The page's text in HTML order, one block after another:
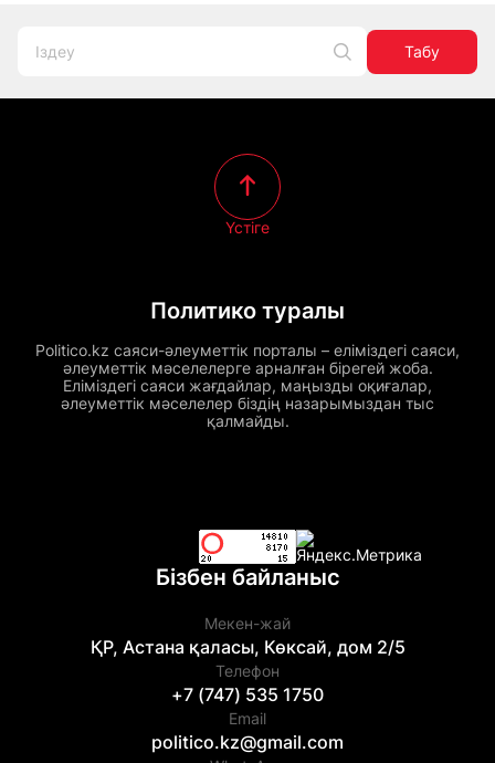
Табу
Политико туралы
Politico.kz саяси-әлеуметтік порталы – еліміздегі саяси,
әлеуметтік мәселелерге арналған бірегей жоба.
Еліміздегі саяси жағдайлар, маңызды оқиғалар,
әлеуметтік мәселелер біздің назарымыздан тыс
қалмайды.
Үстіге
Бізбен байланыс
Мекен-жай
ҚР, Астана қаласы, Көксай, дом 2/5
Телефон
+7 (747) 535 1750
Email
politico.kz@gmail.com